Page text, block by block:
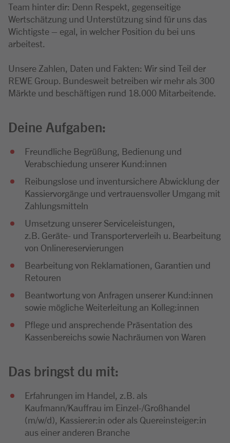
Team hinter dir: Denn Respekt, gegenseitige
Wertschätzung und Unterstützung sind für uns das
Wichtigste – egal, in welcher Position du bei uns
arbeitest.
Unsere Zahlen, Daten und Fakten: Wir sind Teil der
REWE Group. Bundesweit betreiben wir mehr als 300
Märkte und beschäftigen rund 18.000 Mitarbeitende.
Deine Aufgaben:
Freundliche Begrüßung, Bedienung und
Verabschiedung unserer Kund:innen
Reibungslose und inventursichere Abwicklung der
Kassiervorgänge und vertrauensvoller Umgang mit
Zahlungsmitteln
Umsetzung unserer Serviceleistungen,
z.B. Geräte- und Transporterverleih u. Bearbeitung
von Onlinereservierungen
Bearbeitung von Reklamationen, Garantien und
Retouren
Beantwortung von Anfragen unserer Kund:innen
sowie mögliche Weiterleitung an Kolleg:innen
Pflege und ansprechende Präsentation des
Kassenbereichs sowie Nachräumen von Waren
Das bringst du mit:
Erfahrungen im Handel, z.B. als
Kaufmann/Kauffrau im Einzel-/Großhandel
(m/w/d), Kassierer:in oder als Quereinsteiger:in
aus einer anderen Branche